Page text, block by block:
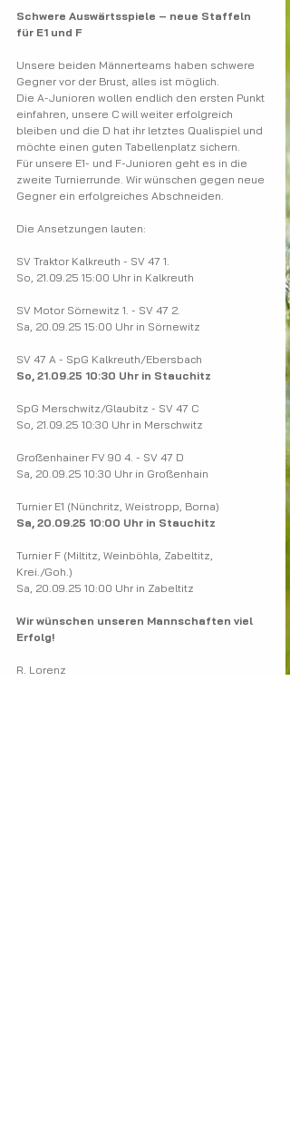
Schwere Auswärtsspiele – neue Staffeln
für E1 und F
Unsere beiden Männerteams haben schwere
Gegner vor der Brust, alles ist möglich.
Die A-Junioren wollen endlich den ersten Punkt
einfahren, unsere C will weiter erfolgreich
bleiben und die D hat ihr letztes Qualispiel und
möchte einen guten Tabellenplatz sichern.
Für unsere E1- und F-Junioren geht es in die
zweite Turnierrunde. Wir wünschen gegen neue
Gegner ein erfolgreiches Abschneiden.
Die Ansetzungen lauten:
SV Traktor Kalkreuth - SV 47 1.
So, 21.09.25 15:00 Uhr in Kalkreuth
SV Motor Sörnewitz 1. - SV 47 2.​
Sa, 20.09.25 15:00 Uhr in Sörnewitz
SV 47 A - SpG Kalkreuth/Ebersbach
So, 21.09.25 10:30 Uhr in Stauchitz
SpG Merschwitz/Glaubitz - SV 47 C
So, 21.09.25 10:30 Uhr in Merschwitz
Großenhainer FV 90 4. - SV 47 D
Sa, 20.09.25 10:30 Uhr in Großenhain
Turnier E1 (Nünchritz, Weistropp, Borna)
Sa, 20.09.25 10:00 Uhr in Stauchitz
Turnier F (Miltitz, Weinböhla, Zabeltitz,
Krei./Goh.)
Sa, 20.09.25 10:00 Uhr in Zabeltitz
Wir wünschen unseren Mannschaften viel
Erfolg!
R. Lorenz